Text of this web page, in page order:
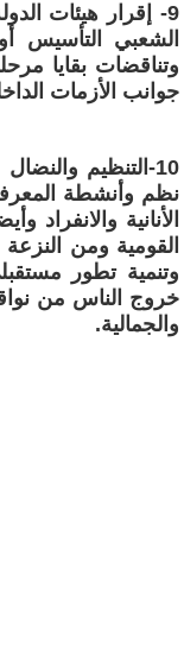
9- إقرار هيئات
الشعبي التأسيس
وتناقضات بقايا
جوانب الأزمات
10-التنظيم
نظم وأنشطة
الأنانية
القومية ومن
وتنمية تطور
خروج الناس من
والجمالية.